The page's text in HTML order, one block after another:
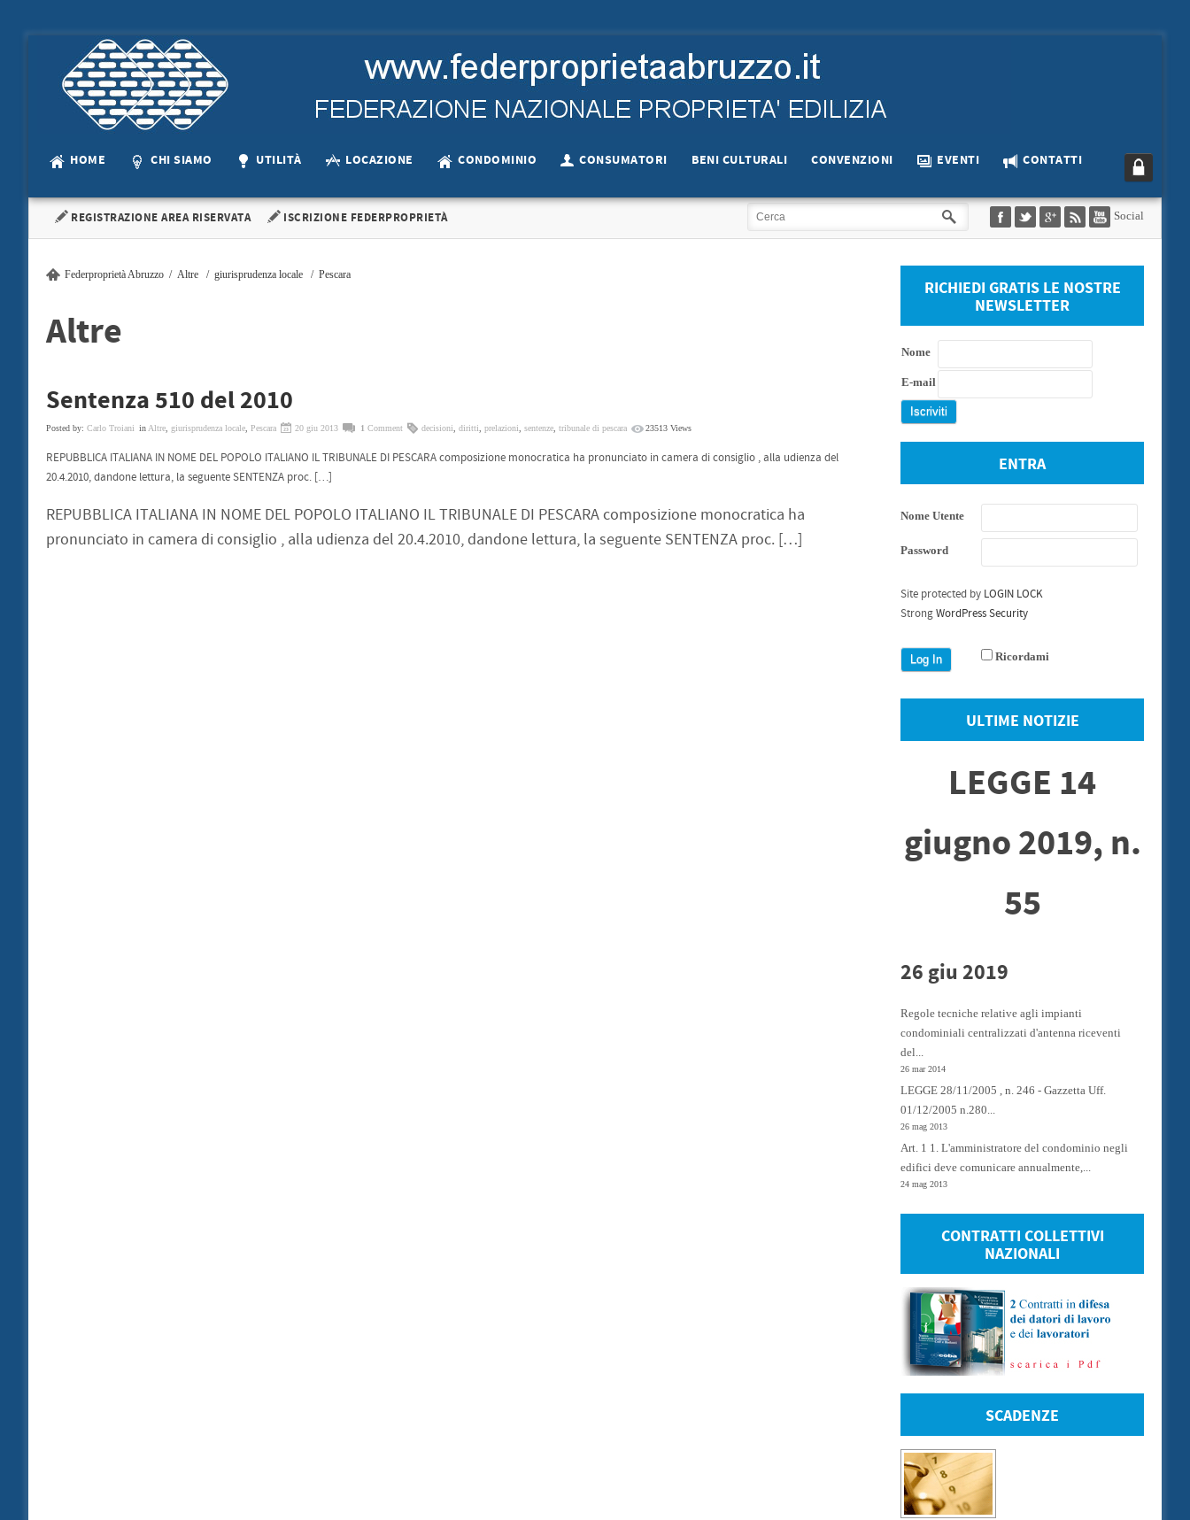
HOME CHI SIAMO UTILITÀ LOCAZIONE CONDOMINIO CONSUMATORI BENI CULTURALI CONVENZIONI EVENTI CONTATTI
REGISTRAZIONE AREA RISERVATA ISCRIZIONE FEDERPROPRIETÀ Social
Federproprietà Abruzzo Altre giurisprudenza locale Pescara
Altre
Sentenza 510 del 2010
Posted by: Carlo Troiani in Altre giurisprudenza locale Pescara 20 giu 2013 1 Comment decisioni diritti prelazioni sentenze tribunale di pescara 23513 Views
REPUBBLICA ITALIANA IN NOME DEL POPOLO ITALIANO IL TRIBUNALE DI PESCARA composizione monocratica ha pronunciato in camera di consiglio , alla udienza del
20.4.2010, dandone lettura, la seguente SENTENZA proc. […]
REPUBBLICA ITALIANA IN NOME DEL POPOLO ITALIANO IL TRIBUNALE DI PESCARA composizione monocratica ha
pronunciato in camera di consiglio , alla udienza del 20.4.2010, dandone lettura, la seguente SENTENZA proc. […]
RICHIEDI GRATIS LE NOSTRE
NEWSLETTER
Nome
E-mail
ENTRA
Nome Utente
Password
Site protected by LOGIN LOCK
StrongWordPress Security
Ricordami
ULTIME NOTIZIE
LEGGE 14
giugno 2019, n.
55
26 giu 2019
Regole tecniche relative agli impianti
condominiali centralizzati d'antenna riceventi
del...
26 mar 2014
LEGGE 28/11/2005 , n. 246 - Gazzetta Uff.
01/12/2005 n.280...
26 mag 2013
Art. 1 1. L'amministratore del condominio negli
edifici deve comunicare annualmente,...
24 mag 2013
CONTRATTI COLLETTIVI
NAZIONALI
SCADENZE